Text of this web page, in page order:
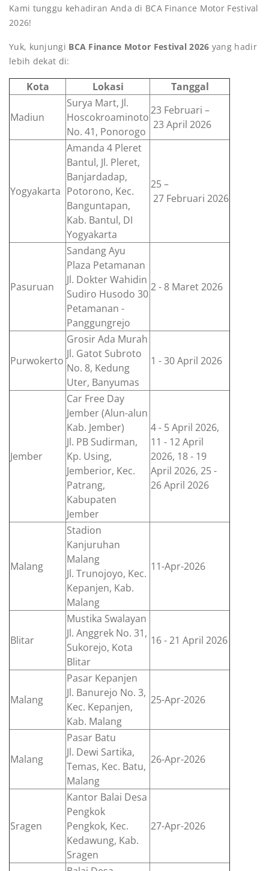
Kami tunggu kehadiran Anda di BCA Finance Motor Festival
2026!
Yuk, kunjungi BCA Finance Motor Festival 2026 yang hadir
lebih dekat di:
Kota Lokasi Tanggal
Madiun
Surya Mart, Jl.
Hoscokroaminoto
No. 41, Ponorogo
23 Februari –
23 April 2026
Yogyakarta
Amanda 4 Pleret
Bantul, Jl. Pleret,
Banjardadap,
Potorono, Kec.
Banguntapan,
Kab. Bantul, DI
Yogyakarta
25 –
27 Februari 2026
Pasuruan
Sandang Ayu
Plaza Petamanan
Jl. Dokter Wahidin
Sudiro Husodo 30
Petamanan -
Panggungrejo
2 - 8 Maret 2026
Purwokerto
Grosir Ada Murah
Jl. Gatot Subroto
No. 8, Kedung
Uter, Banyumas
1 - 30 April 2026
Jember
Car Free Day
Jember (Alun-alun
Kab. Jember)
Jl. PB Sudirman,
Kp. Using,
Jemberior, Kec.
Patrang,
Kabupaten
Jember
4 - 5 April 2026,
11 - 12 April
2026, 18 - 19
April 2026, 25 -
26 April 2026
Malang
Stadion
Kanjuruhan
Malang
Jl. Trunojoyo, Kec.
Kepanjen, Kab.
Malang
11-Apr-2026
Blitar
Mustika Swalayan
Jl. Anggrek No. 31,
Sukorejo, Kota
Blitar
16 - 21 April 2026
Malang
Pasar Kepanjen
Jl. Banurejo No. 3,
Kec. Kepanjen,
Kab. Malang
25-Apr-2026
Malang
Pasar Batu
Jl. Dewi Sartika,
Temas, Kec. Batu,
Malang
26-Apr-2026
Sragen
Kantor Balai Desa
Pengkok
Pengkok, Kec.
Kedawung, Kab.
Sragen
27-Apr-2026